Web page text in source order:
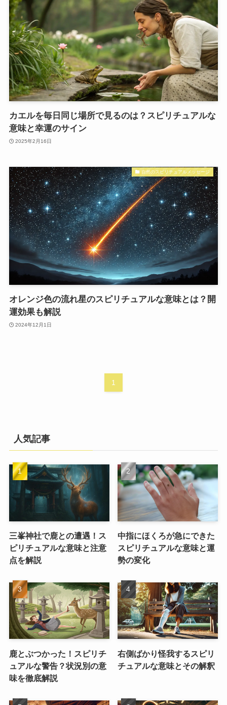
カエルを毎日同じ場所で見るのは？スピリチュアルな
意味と幸運のサイン
2025年2月16日
自然のスピリチュアルメッセージ
オレンジ色の流れ星のスピリチュアルな意味とは？開
運効果も解説
2024年12月1日
1
人気記事
三峯神社で鹿との遭遇！ス
ピリチュアルな意味と注意
点を解説
中指にほくろが急にできた
スピリチュアルな意味と運
勢の変化
鹿とぶつかった！スピリチ
ュアルな警告？状況別の意
味を徹底解説
右側ばかり怪我するスピリ
チュアルな意味とその解釈